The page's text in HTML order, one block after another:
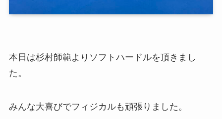
本日は杉村師範よりソフトハードルを頂きまし
た。
みんな大喜びでフィジカルも頑張りました。